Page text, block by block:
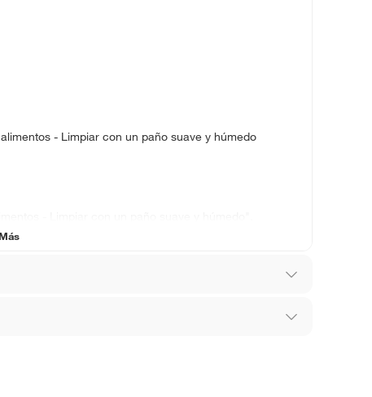
- Limpiar con un paño suave y húmedo
diferentes, otras con restricciones y algunas